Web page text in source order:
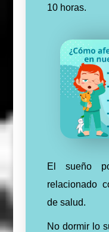
10 horas.
El sueño
relacionado
de salud.
No dormir lo